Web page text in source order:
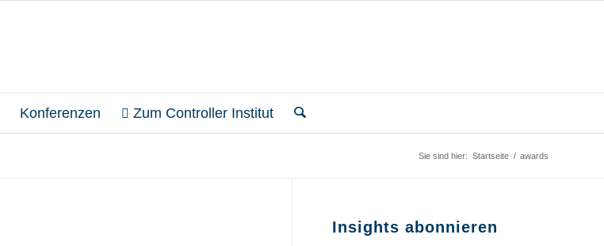
Konferenzen Zum Controller Institut
Sie sind hier: Startseite / awards
Insights abonnieren